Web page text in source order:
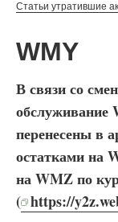
Статьи утратившие
WMY
В связи со
перенесены в
остатками на
на WMZ по
( https://